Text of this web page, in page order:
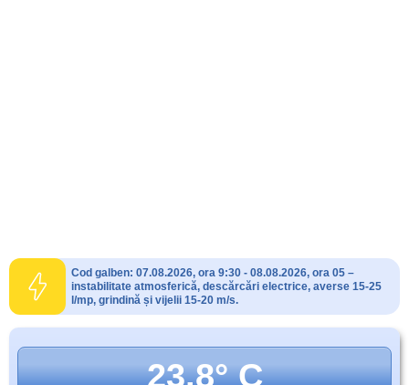
Cod galben: 07.08.2026, ora 9:30 - 08.08.2026, ora 05 –
instabilitate atmosferică, descărcări electrice, averse 15-25
l/mp, grindină și vijelii 15-20 m/s.
23.8° C